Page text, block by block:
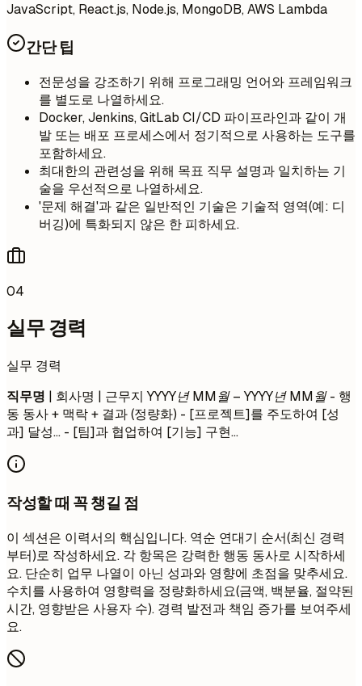
JavaScript, React.js, Node.js, MongoDB, AWS Lambda
간단 팁
전문성을 강조하기 위해 프로그래밍 언어와 프레임워크
를 별도로 나열하세요.
Docker, Jenkins, GitLab CI/CD 파이프라인과 같이 개
발 또는 배포 프로세스에서 정기적으로 사용하는 도구를
포함하세요.
최대한의 관련성을 위해 목표 직무 설명과 일치하는 기
술을 우선적으로 나열하세요.
'문제 해결'과 같은 일반적인 기술은 기술적 영역(예: 디
버깅)에 특화되지 않은 한 피하세요.
04
실무 경력
실무 경력
직무명 | 회사명 | 근무지 YYYY년 MM월 – YYYY년 MM월- 행
동 동사 + 맥락 + 결과 (정량화) - [프로젝트]를 주도하여 [성
과] 달성... - [팀]과 협업하여 [기능] 구현...
작성할 때 꼭 챙길 점
이 섹션은 이력서의 핵심입니다. 역순 연대기 순서(최신 경력
부터)로 작성하세요. 각 항목은 강력한 행동 동사로 시작하세
요. 단순히 업무 나열이 아닌 성과와 영향에 초점을 맞추세요.
수치를 사용하여 영향력을 정량화하세요(금액, 백분율, 절약된
시간, 영향받은 사용자 수). 경력 발전과 책임 증가를 보여주세
요.